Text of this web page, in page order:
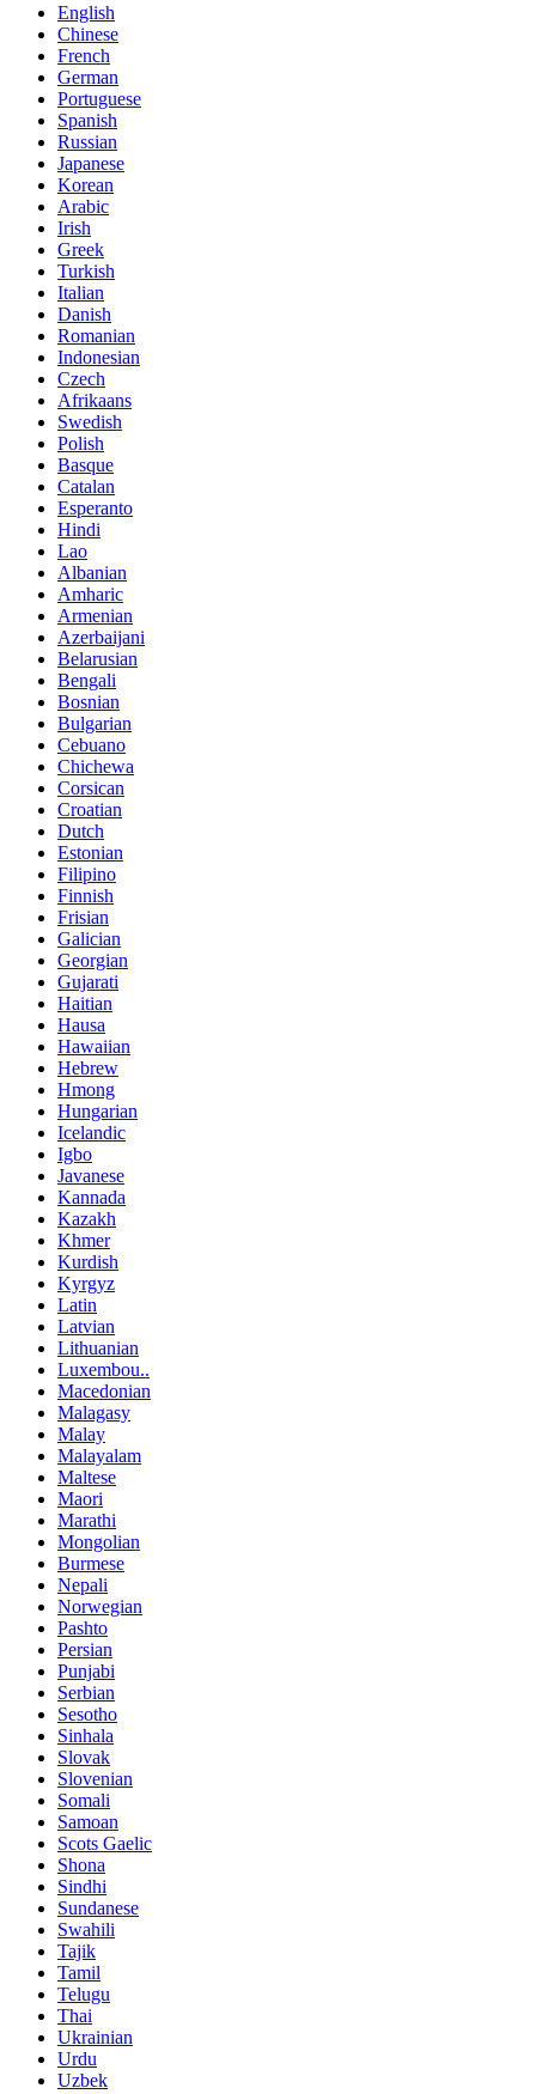
English
Chinese
French
German
Portuguese
Spanish
Russian
Japanese
Korean
Arabic
Irish
Greek
Turkish
Italian
Danish
Romanian
Indonesian
Czech
Afrikaans
Swedish
Polish
Basque
Catalan
Esperanto
Hindi
Lao
Albanian
Amharic
Armenian
Azerbaijani
Belarusian
Bengali
Bosnian
Bulgarian
Cebuano
Chichewa
Corsican
Croatian
Dutch
Estonian
Filipino
Finnish
Frisian
Galician
Georgian
Gujarati
Haitian
Hausa
Hawaiian
Hebrew
Hmong
Hungarian
Icelandic
Igbo
Javanese
Kannada
Kazakh
Khmer
Kurdish
Kyrgyz
Latin
Latvian
Lithuanian
Luxembou..
Macedonian
Malagasy
Malay
Malayalam
Maltese
Maori
Marathi
Mongolian
Burmese
Nepali
Norwegian
Pashto
Persian
Punjabi
Serbian
Sesotho
Sinhala
Slovak
Slovenian
Somali
Samoan
Scots Gaelic
Shona
Sindhi
Sundanese
Swahili
Tajik
Tamil
Telugu
Thai
Ukrainian
Urdu
Uzbek